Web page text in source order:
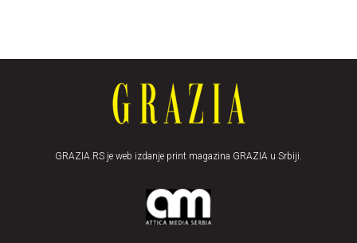
GRAZIA.RS je web izdanje print magazina GRAZIA u Srbiji.